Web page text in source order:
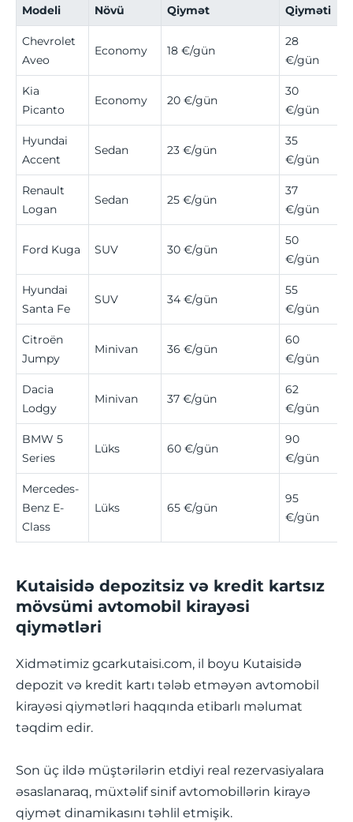
Modeli
Növü
Qiymət
Qiyməti
Chevrolet
Aveo
Economy 18 €/gün
28
€/gün
Kia
Picanto
Economy 20 €/gün
30
€/gün
Hyundai
Accent
Sedan 23 €/gün
35
€/gün
Renault
Logan
Sedan 25 €/gün
37
€/gün
Ford Kuga SUV 30 €/gün
50
€/gün
Hyundai
Santa Fe
SUV 34 €/gün
55
€/gün
Citroën
Jumpy
Minivan 36 €/gün
60
€/gün
Dacia
Lodgy
Minivan 37 €/gün
62
€/gün
BMW 5
Series
Lüks 60 €/gün
90
€/gün
Mercedes-
Benz E-
Class
Lüks 65 €/gün
95
€/gün
Kutaisidə depozitsiz və kredit kartsız
mövsümi avtomobil kirayəsi
qiymətləri
Xidmətimiz gcarkutaisi.com, il boyu Kutaisidə
depozit və kredit kartı tələb etməyən avtomobil
kirayəsi qiymətləri haqqında etibarlı məlumat
təqdim edir.
Son üç ildə müştərilərin etdiyi real rezervasiyalara
əsaslanaraq, müxtəlif sinif avtomobillərin kirayə
qiymət dinamikasını təhlil etmişik.